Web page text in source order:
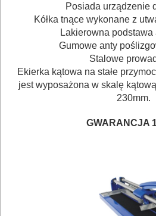
BUDOWLANE
MASZYNY
BRUKARSKIE
WARSZTATOWE
Posiada urządzenie
Kółka tnące wykonane z
Lakierowna
Gumowe anty
Stalowe
Ekierka kątowa na stałe
jest wyposażona w skalę
230mm.
GWARANCJA